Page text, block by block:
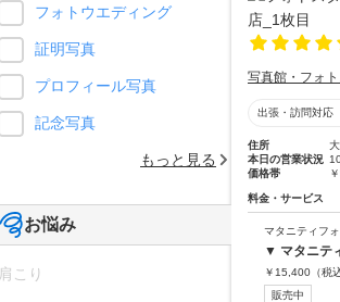
写真館・フォ
出張・訪問対応
住所
本日の営業状況
価格帯
料金・サービス
マタニティフォ
▼ マタニテ
￥ 15,400 （税
販売中
フォトウエディング
証明写真
プロフィール写真
記念写真
もっと見る
お悩み
肩こり